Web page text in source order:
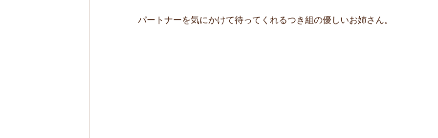
パートナーを気にかけて待ってくれるつき組の優しいお姉さん。